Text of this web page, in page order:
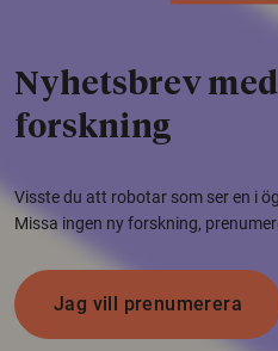
Nyhetsbrev
forskning
Visste du att robotar som ser en i
Missa ingen ny forskning,
Jag vill prenumerera